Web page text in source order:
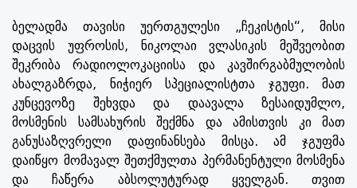
ბელადმა თავისი უერთგულესი „ჩეკისტის“, მისი
დაცვის უფროსის, ნიკოლაი ვლასიკის მეშვეობით
შეკრიბა რადიოლოკაციისა და კავშირგაბმულობის
ახალგაზრდა, ნიჭიერ სპეციალისტთა ჯგუფი. მათ
კუნცევოზე შეხვდა და დაავალა ზესაიდუმლო,
მოსმენის სამსახურის შექმნა და ამისთვის კი მათ
განუსაზღვრელი დაფინანსება მისცა. ამ ჯგუფმა
დაიწყო მომავალ შეთქმულთა პერმანენტული მოსმენა
და ჩაწერა აბსოლუტურად ყველგან. თვით